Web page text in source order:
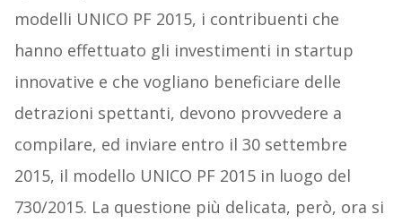
modelli UNICO PF 2015, i contribuenti che
hanno effettuato gli investimenti in startup
innovative e che vogliano beneficiare delle
detrazioni spettanti, devono provvedere a
compilare, ed inviare entro il 30 settembre
2015, il modello UNICO PF 2015 in luogo del
730/2015. La questione più delicata, però, ora si